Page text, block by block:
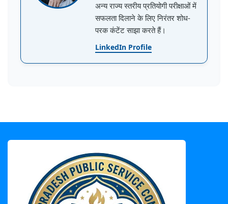
अन्य राज्य स्तरीय प्रतियोगी परीक्षाओं में
सफलता दिलाने के लिए निरंतर शोध-
परक कंटेंट साझा करते हैं।
LinkedIn Profile